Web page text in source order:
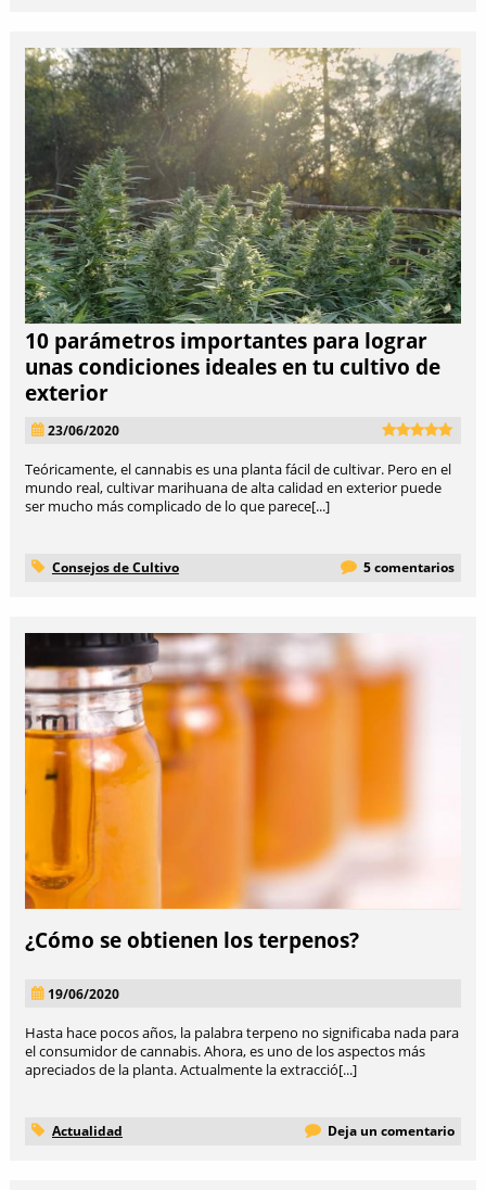
10 parámetros importantes para lograr
unas condiciones ideales en tu cultivo de
exterior
23/06/2020
Teóricamente, el cannabis es una planta fácil de cultivar. Pero en el
mundo real, cultivar marihuana de alta calidad en exterior puede
ser mucho más complicado de lo que parece[...]
Consejos de Cultivo 5 comentarios
¿Cómo se obtienen los terpenos?
19/06/2020
Hasta hace pocos años, la palabra terpeno no significaba nada para
el consumidor de cannabis. Ahora, es uno de los aspectos más
apreciados de la planta. Actualmente la extracció[...]
Actualidad Deja un comentario